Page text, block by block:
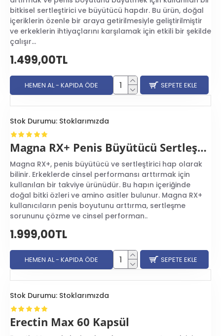
bitkisel sertleştirici ve büyütücü hapdır. Bu ürün, doğal
içeriklerin özenle bir araya getirilmesiyle geliştirilmiştir
ve erkeklerin ihtiyaçlarını karşılamak için etkili bir şekilde
çalışır...
1.499,00TL
HEMEN AL - KAPIDA ÖDE SEPETE EKLE
Stok Durumu: Stoklarımızda
Magna RX+ Penis Büyütücü Sertleştirici Hap
Magna RX+, penis büyütücü ve sertleştirici hap olarak
bilinir. Erkeklerde cinsel performansı arttırmak için
kullanılan bir takviye ürünüdür. Bu hapın içeriğinde
doğal bitki özleri ve amino asitler bulunur. Magna RX+
kullanıcıların penis boyutunu arttırma, sertleşme
sorununu çözme ve cinsel performan..
1.999,00TL
HEMEN AL - KAPIDA ÖDE SEPETE EKLE
Stok Durumu: Stoklarımızda
Erectin Max 60 Kapsül